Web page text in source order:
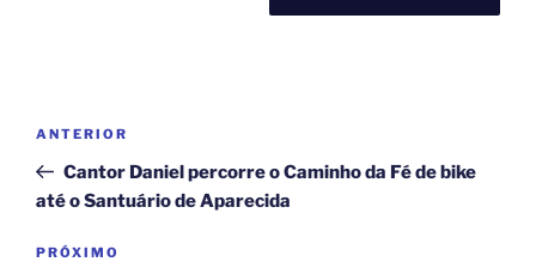
Post
Post
anterior
ANTERIOR
Cantor Daniel percorre o Caminho da Fé de bike
até o Santuário de Aparecida
Próximo
PRÓXIMO